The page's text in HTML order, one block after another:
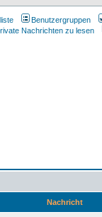
Benutzergruppen
Nachrichten zu lesen
Nachricht